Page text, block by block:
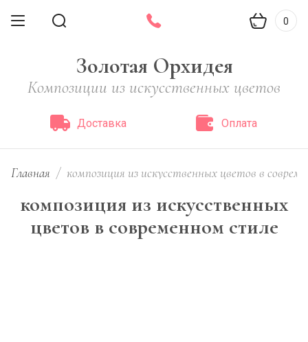
0
Золотая Орхидея
Композиции из искусственных цветов
Доставка Оплата
Главная / композиция из искусственных цветов в
композиция из искусственных
цветов в современном стиле